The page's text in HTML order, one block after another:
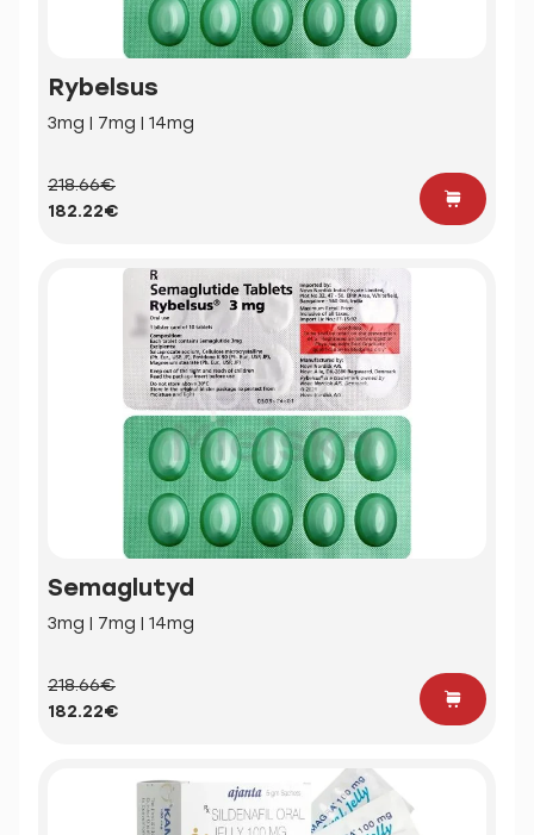
Rybelsus
3mg | 7mg | 14mg
218.66€
182.22€
Semaglutyd
3mg | 7mg | 14mg
218.66€
182.22€